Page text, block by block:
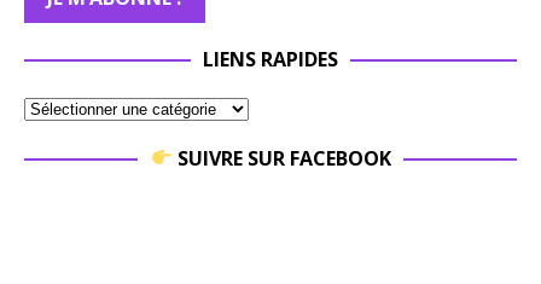
LIENS RAPIDES
SUIVRE SUR FACEBOOK